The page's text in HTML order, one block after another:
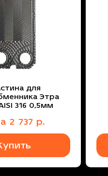
для
Этра
316 0,5мм
2 737 р.